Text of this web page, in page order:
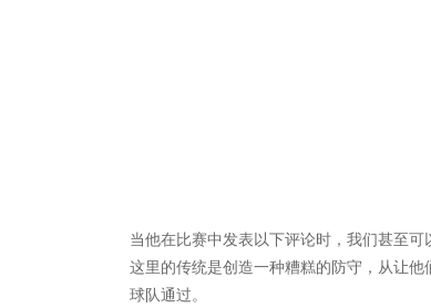
当他在比赛中发表以下评论时，我们甚至可
这里的传统是创造一种糟糕的防守，从让
球队通过。